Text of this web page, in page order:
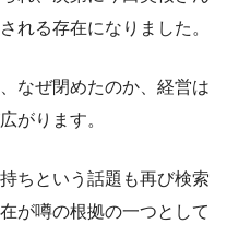
れる存在になりました。
なぜ閉めたのか、経営は
がります。
ちという話題も再び検索
が噂の根拠の一つとして